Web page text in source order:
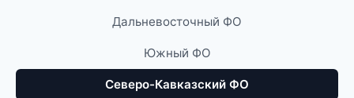
Дальневосточный ФО
Южный ФО
Северо-Кавказский ФО